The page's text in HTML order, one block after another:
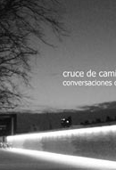
el que hiciste con
toda la
eligiendo las
la
y el grupo que te
y hay un